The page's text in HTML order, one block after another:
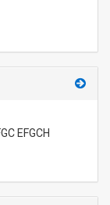
EFGCH